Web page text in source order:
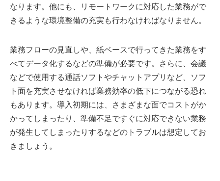
なります。他にも、リモートワークに対応した業務がで
きるような環境整備の充実も行わなければなりません。
業務フローの見直しや、紙ベースで行ってきた業務をす
べてデータ化するなどの準備が必要です。さらに、会議
などで使用する通話ソフトやチャットアプリなど、ソフ
ト面を充実させなければ業務効率の低下につながる恐れ
もあります。導入初期には、さまざまな面でコストがか
かってしまったり、準備不足ですぐに対応できない業務
が発生してしまったりするなどのトラブルは想定してお
きましょう。